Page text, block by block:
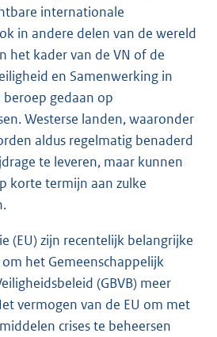
internationale
in andere delen van de wereld
het kader van de VN of de
en Samenwerking in
beroep gedaan op
Westerse landen, waaronder
aldus regelmatig benaderd
te leveren, maar kunnen
korte termijn aan zulke
(EU) zijn recentelijk belangrijke
het Gemeenschappelijk
(GBVB) meer
vermogen van de EU om met
crises te beheersen